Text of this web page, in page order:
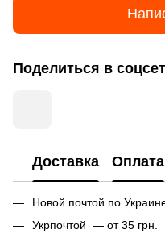
Поделиться в
Доставка Оплата
Новой почтой по
Укрпочтой — от 35 грн.